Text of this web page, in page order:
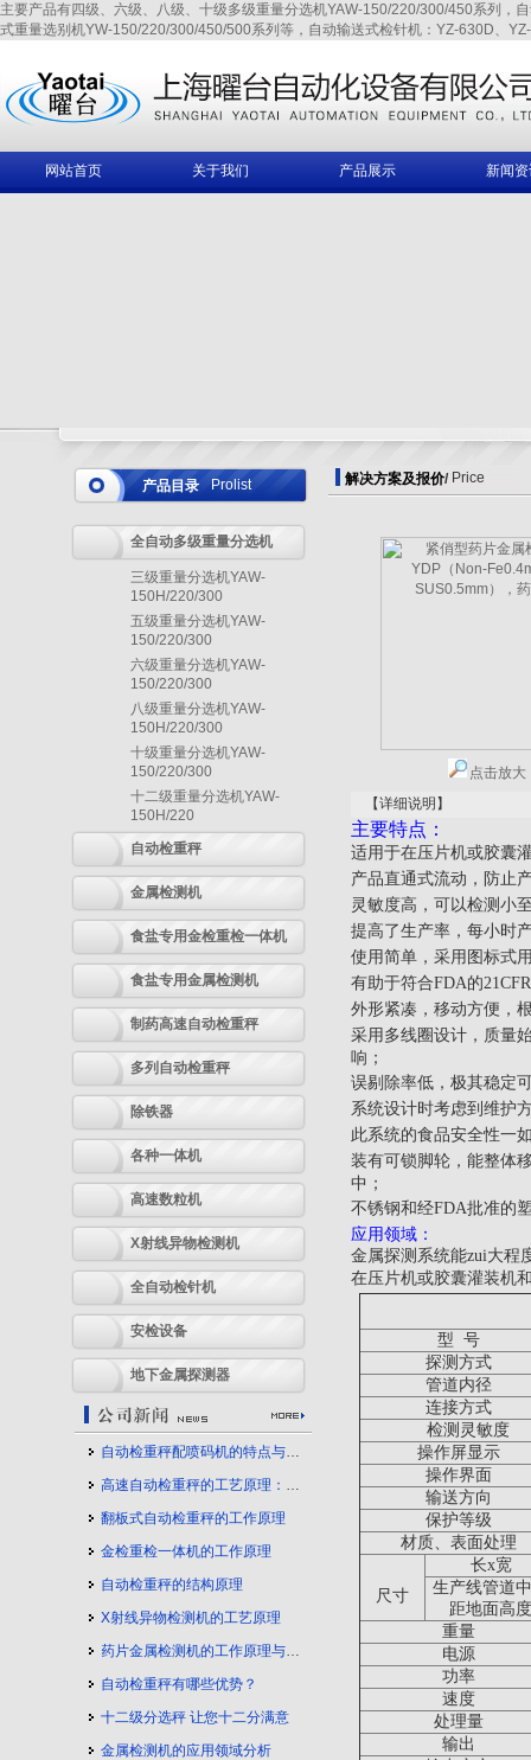
主要产品有四级、六级、八级、十级多级重量分选机YAW-150/220/300/450系列
式重量选别机YW-150/220/300/450/500系列等，自动输送式检针机：YZ-630D、
网站首页 关于我们 产品展示 新闻
产品目录 Prolist
全自动多级重量分选机
三级重量分选机YAW-
150H/220/300
五级重量分选机YAW-
150/220/300
六级重量分选机YAW-
150/220/300
八级重量分选机YAW-
150H/220/300
十级重量分选机YAW-
150/220/300
十二级重量分选机YAW-
150H/220
自动检重秤
金属检测机
食盐专用金检重检一体机
食盐专用金属检测机
制药高速自动检重秤
多列自动检重秤
除铁器
各种一体机
高速数粒机
X射线异物检测机
全自动检针机
安检设备
地下金属探测器
自动检重秤配喷码机的特点与应用
高速自动检重秤的工艺原理：守护产品质量的幕后力量
翻板式自动检重秤的工作原理
金检重检一体机的工作原理
自动检重秤的结构原理
X射线异物检测机的工艺原理
药片金属检测机的工作原理与工艺流程
自动检重秤有哪些优势？
十二级分选秤 让您十二分满意
金属检测机的应用领域分析
解决方案及报价/ Price
点击放大
【详细说明】
主要特点：
适用于在压片机或胶囊
产品直通式流动，防止
灵敏度高，可以检测小
提高了生产率，每小时
使用简单，采用图标式
有助于符合FDA的
外形紧凑，移动方便，
采用多线圈设计，质量
响；
误剔除率低，极其稳定
系统设计时考虑到维护
此系统的食品安全性一
装有可锁脚轮，能整体
中；
不锈钢和经FDA批准的
应用领域：
金属探测系统能zui大程
在压片机或胶囊灌装机
型 号
探测方式
管道内径
连接方式
检测灵敏度
操作屏显示
操作界面
输送方向
保护等级
材质、表面处理
尺寸
长x宽
生产线管道
距地面高
重量
电源
功率
速度
处理量
输出